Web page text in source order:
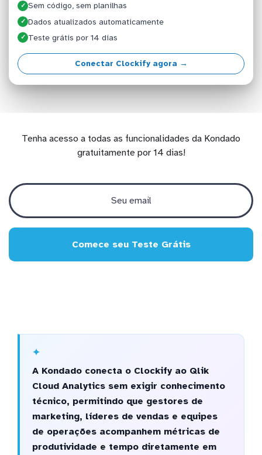
✓ Sem código, sem planilhas
✓ Dados atualizados automaticamente
✓ Teste grátis por 14 dias
Conectar Clockify agora →
Tenha acesso a todas as funcionalidades da Kondado
gratuitamente por 14 dias!
Comece seu Teste Grátis
A Kondado conecta o Clockify ao Qlik
Cloud Analytics sem exigir conhecimento
técnico, permitindo que gestores de
marketing, líderes de vendas e equipes
de operações acompanhem métricas de
produtividade e tempo diretamente em